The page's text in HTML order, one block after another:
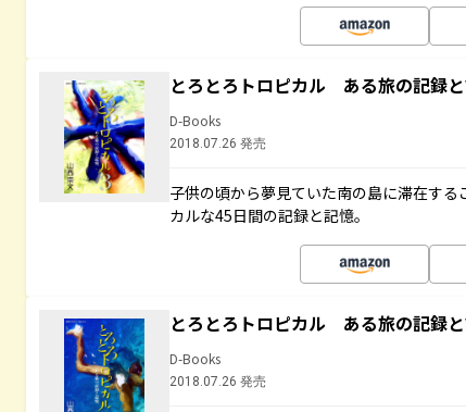
とろとろトロピカル ある旅の記録
D-Books
2018.07.26 発売
子供の頃から夢見ていた南の島に滞在す
カルな45日間の記録と記憶。
とろとろトロピカル ある旅の記録
D-Books
2018.07.26 発売